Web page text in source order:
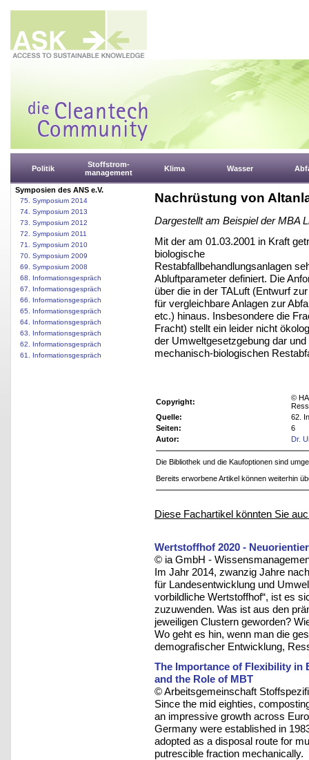
Politik
Stoffstrom-
management
Klima Wasser
Symposien des ANS e.V.
75. Symposium 2014
74. Symposium 2013
73. Symposium 2012
72. Symposium 2011
71. Symposium 2010
70. Symposium 2009
69. Symposium 2008
68. Informationsgespräch
67. Informationsgespräch
66. Informationsgespräch
65. Informationsgespräch
64. Informationsgespräch
63. Informationsgespräch
62. Informationsgespräch
61. Informationsgespräch
Nachrüstung von
Dargestellt am Beispiel der MBA
Mit der am 01.03.2001 in Kraft
biologische
Restabfallbehandlungsanlagen
Abluftparameter definiert. Die
über die in der TALuft (Entwurf
für vergleichbare Anlagen zur
etc.) hinaus. Insbesondere die
Fracht) stellt ein leider nicht
der Umweltgesetzgebung dar
mechanisch-biologischen
Copyright:
©
Quelle:
62.
Seiten:
6
Autor:
Dr.
Die Bibliothek und die Kaufoptionen sind
Bereits erworbene Artikel können weiterhin
Diese Fachartikel könnten Sie
Wertstoffhof 2020 -
© ia GmbH -
Im Jahr 2014, zwanzig Jahre
für Landesentwicklung und
vorbildliche Wertstoffhof“, ist es
zuzuwenden. Was ist aus den
jeweiligen Clustern geworden?
Wo geht es hin, wenn man die
demografischer Entwicklung,
The Importance of Flexibility in
and the Role of MBT
© Arbeitsgemeinschaft
Since the mid eighties,
an impressive growth across
Germany were established in
adopted as a disposal route for
putrescible fraction mechanically.